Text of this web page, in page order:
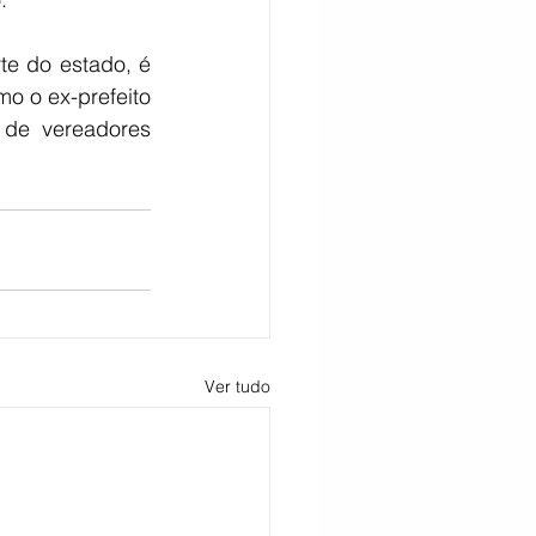
do estado, é
o ex-prefeito
vereadores
Ver tudo